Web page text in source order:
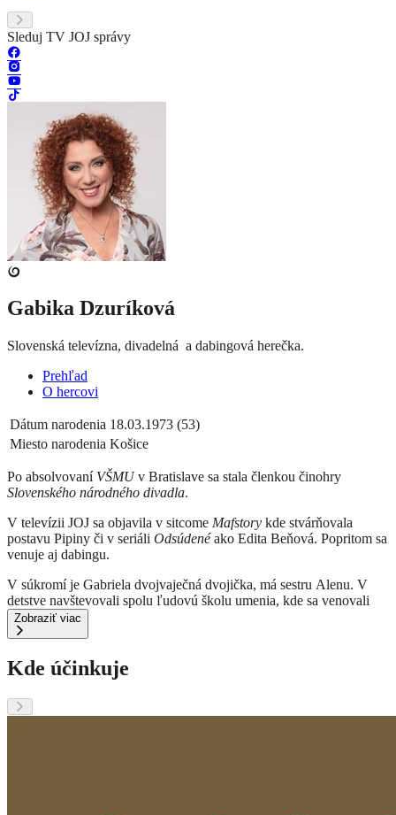
Sleduj TV JOJ správy
Gabika Dzuríková
Slovenská televízna, divadelná a dabingová herečka.
Prehľad
O hercovi
Dátum narodenia 18.03.1973 (53)
Miesto narodenia Košice
Po absolvovaní VŠMUv Bratislave sa stala členkou činohry
Slovenského národného divadla.
V televízii JOJ sa objavila v sitcome Mafstory kde stvárňovala
postavu Pipiny či v seriáli Odsúdenéako Edita Beňová. Popritom sa
venuje aj dabingu.
V súkromí je Gabriela dvojvaječná dvojička, má sestru Alenu. V
detstve navštevovali spolu ľudovú školu umenia, kde sa venovali
herectvu a hudbe.
roztrieštila tvár. Našťastie sa jej podarilo vyhnúť vážnejším
následkom a po čase sa vrátila k svojej hereckej kariére.
Zobraziť viac
Kde účinkuje